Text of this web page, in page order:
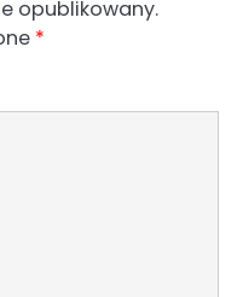
opublikowany.
*